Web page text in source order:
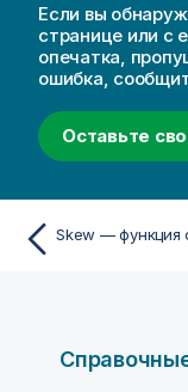
Если вы
странице или с
опечатка,
ошибка,
Оставьте
Skew — функция